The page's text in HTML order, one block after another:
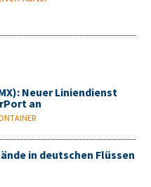
Neuer Liniendienst
an
in deutschen Flüssen